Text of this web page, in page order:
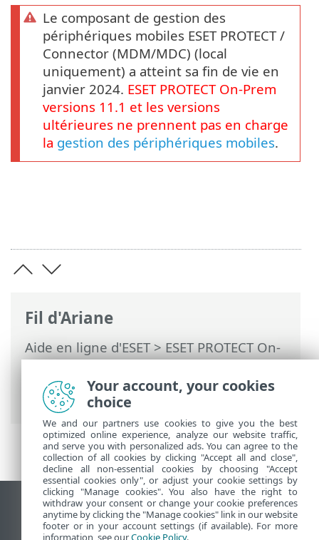
Fil d'Ariane
Aide en ligne d'ESET>ESET PROTECT On-
Prem>Caractéristiques techniques>
Systèmes d'exploitation pris en charge>
Linux
Le composant de gestion des
périphériques mobiles ESET PROTECT /
Connector (MDM/MDC) (local
uniquement) a atteint sa fin de vie en
janvier 2024. ESET PROTECT On-Prem
versions 11.1 et les versions
ultérieures ne prennent pas en charge
la gestion des périphériques mobiles.
Afficher le site pour ordinateur de bureau
End of Life
Your account, your cookies
choice
We and our partners use cookies to give you the best
optimized online experience, analyze our website traffic,
and serve you with personalized ads. You can agree to the
collection of all cookies by clicking "Accept all and close",
decline all non-essential cookies by choosing "Accept
essential cookies only", or adjust your cookie settings by
clicking "Manage cookies". You also have the right to
withdraw your consent or change your cookie preferences
anytime by clicking the "Manage cookies" link in our website
footer or in your account settings (if available). For more
information, see ourCookie Policy.